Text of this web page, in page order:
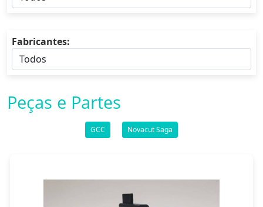
Fabricantes:
Peças e Partes
GCC Novacut Saga